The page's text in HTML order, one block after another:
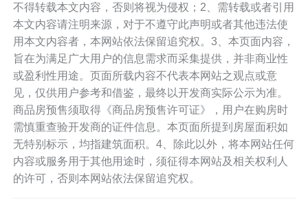
不得转载本文内容，否则将视为侵权；2、需转载或者引用
本文内容请注明来源，对于不遵守此声明或者其他违法使
用本文内容者，本网站依法保留追究权。3、本页面内容，
旨在为满足广大用户的信息需求而采集提供，并非商业性
或盈利性用途。页面所载内容不代表本网站之观点或意
见，仅供用户参考和借鉴，最终以开发商实际公示为准。
商品房预售须取得《商品房预售许可证》，用户在购房时
需慎重查验开发商的证件信息。本页面所提到房屋面积如
无特别标示，均指建筑面积。4、除此以外，将本网站任何
内容或服务用于其他用途时，须征得本网站及相关权利人
的许可，否则本网站依法保留追究权。